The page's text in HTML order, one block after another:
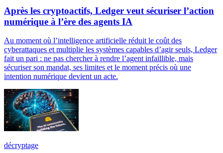
Après les cryptoactifs, Ledger veut sécuriser l’action
numérique à l’ère des agents IA
Au moment où l’intelligence artificielle réduit le coût des
cyberattaques et multiplie les systèmes capables d’agir seuls, Ledger
fait un pari : ne pas chercher à rendre l’agent infaillible, mais
sécuriser son mandat, ses limites et le moment précis où une
intention numérique devient un acte.
décryptage